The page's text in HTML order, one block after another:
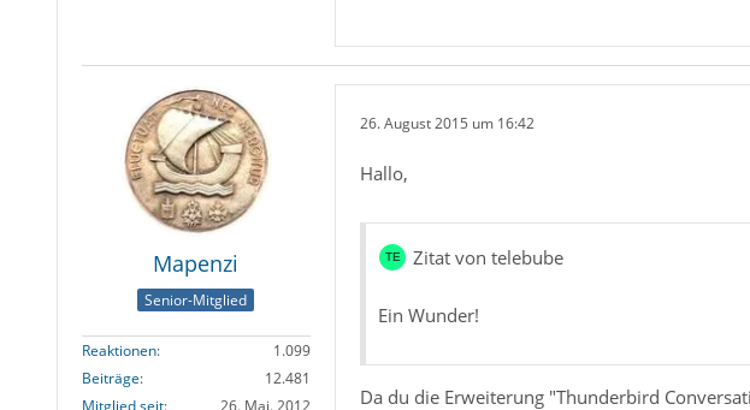
Mapenzi
Senior-Mitglied
Reaktionen
1.099
Beiträge
12.481
Mitglied seit
26. Mai. 2012
26. August 2015 um 16:42
Hallo,
Zitat von telebube
Ein Wunder!
Da du die Erweiterung "Thunderbird